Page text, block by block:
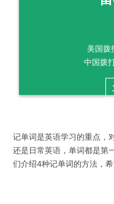
美国拨
中国拨
记单词是英语学习的重点，
还是日常英语， 单词都是第
们介绍4种记单词的方法，